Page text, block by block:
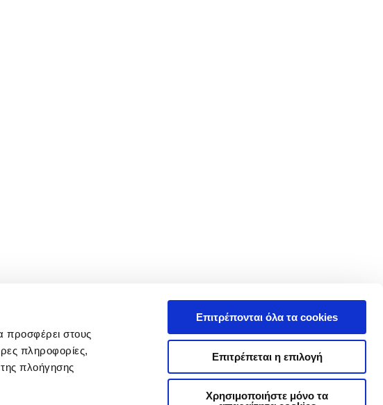
προσφέρει στους
πληροφορίες,
πλοήγησης
Επιτρέπονται όλα τα cookies
Επιτρέπεται η επιλογή
Χρησιμοποιήστε μόνο τα